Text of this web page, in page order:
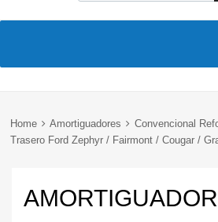
Home Amortiguadores Convencional
Trasero Ford Zephyr / Fairmont / Cougar /
AMORTIGUADOR